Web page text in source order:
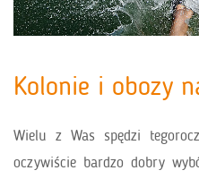
Kolonie i obozy
Wielu z Was spędzi
oczywiście bardzo dobry